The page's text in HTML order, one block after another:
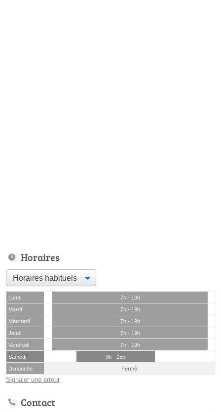
Horaires
Lundi
7h - 19h
Mardi
7h - 19h
Mercredi
7h - 19h
Jeudi
7h - 19h
Vendredi
7h - 19h
Samedi
9h - 15h
Dimanche
Fermé
Signaler une erreur
Contact